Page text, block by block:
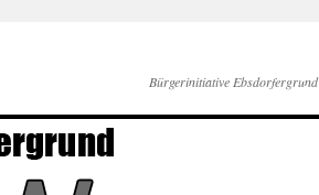
Bürgerinitiative Ebsdorfergrund